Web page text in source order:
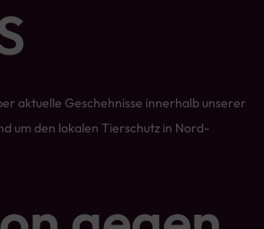
aktuelle Geschehnisse innerhalb unserer
um den lokalen Tierschutz in Nord-